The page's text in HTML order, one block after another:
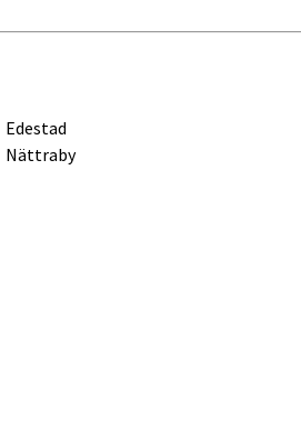
Edestad
Nättraby